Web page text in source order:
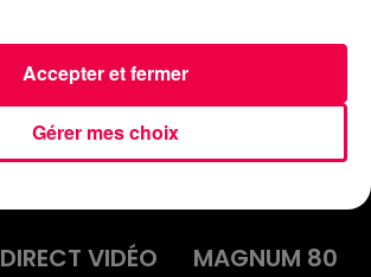
INFOS
EMISSIONS
DIRECT VIDÉO
MAGNUM 80
Gérer mes choix
Accepter et fermer